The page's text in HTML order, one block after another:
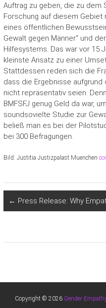
Auftrag zu geben, die zu dem
Forschung auf diesem Gebiet
eines öffentlichen
Gewalt gegen Männer“ und
Hilfesystems. Das war vor 15
kleinste Ansatz zu einer
Stattdessen reden sich die
dass die Ergebnisse
nicht repräsentativ seien.
BMFSFJ genug Geld da war,
soundsovielte Studie zur
beließ man es bei der
bei 300 Befragungen.
Bild: Justitia Justizpalast Muenchen
← Press Release: Why
Copyright © 2026 Gender